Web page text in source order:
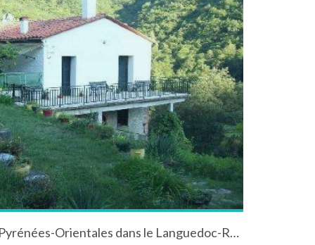
Mas à Serralongue dans les Pyrénées-Orientales dans le Languedoc-Roussillon